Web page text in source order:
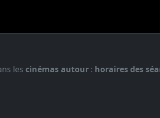
les cinémas autour : horaires des